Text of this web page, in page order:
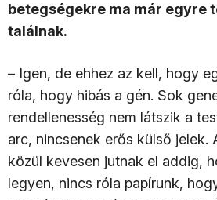
betegségekre ma már egyre
találnak.
– Igen, de ehhez az kell, hogy
róla, hogy hibás a gén. Sok
rendellenesség nem látszik a
arc, nincsenek erős külső jelek.
közül kevesen jutnak el addig,
legyen, nincs róla papírunk,